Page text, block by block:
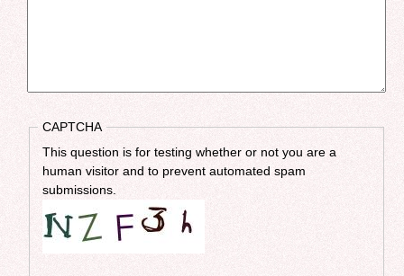
CAPTCHA
This question is for testing whether or not you are a
human visitor and to prevent automated spam
submissions.